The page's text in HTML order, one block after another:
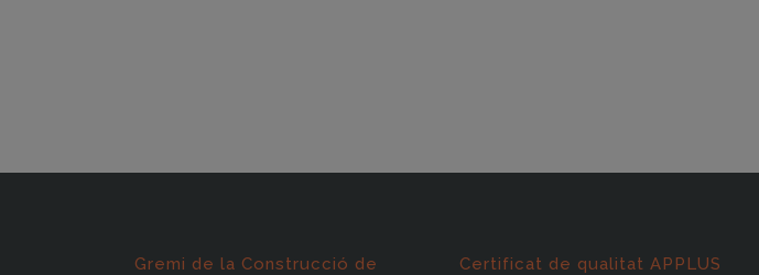
Gremi de la Construcció de
Certificat de qualitat APPLUS